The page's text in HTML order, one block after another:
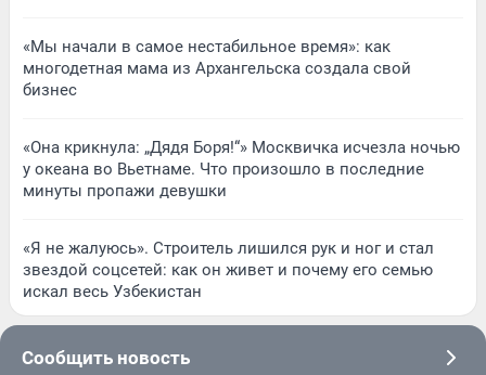
«Мы начали в самое нестабильное время»: как
многодетная мама из Архангельска создала свой
бизнес
«Она крикнула: „Дядя Боря!“» Москвичка исчезла ночью
у океана во Вьетнаме. Что произошло в последние
минуты пропажи девушки
«Я не жалуюсь». Строитель лишился рук и ног и стал
звездой соцсетей: как он живет и почему его семью
искал весь Узбекистан
Сообщить новость